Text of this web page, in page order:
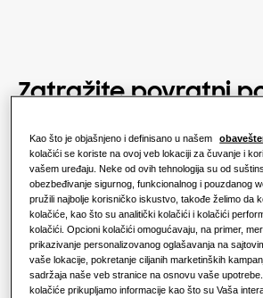
Zatražite povratni
Kontaktirajte naš prodajni tim da
najboljim opcijama za Vaš dom ili
Ime*
Kao što je objašnjeno i definisano u našem
kolačići se koriste na ovoj veb lokaciji za čuvanje i
vašem uređaju. Neke od ovih tehnologija su od
obezbeđivanje sigurnog, funkcionalnog i pouzdanog
pružili najbolje korisničko iskustvo, takođe želimo da
kolačiće, kao što su analitički kolačići i kolačići
kolačići. Opcioni kolačići omogućavaju, na primer,
prikazivanje personalizovanog oglašavanja na
vaše lokacije, pokretanje ciljanih marketinških
sadržaja naše veb stranice na osnovu vaše
kolačiće prikupljamo informacije kao što su Vaša